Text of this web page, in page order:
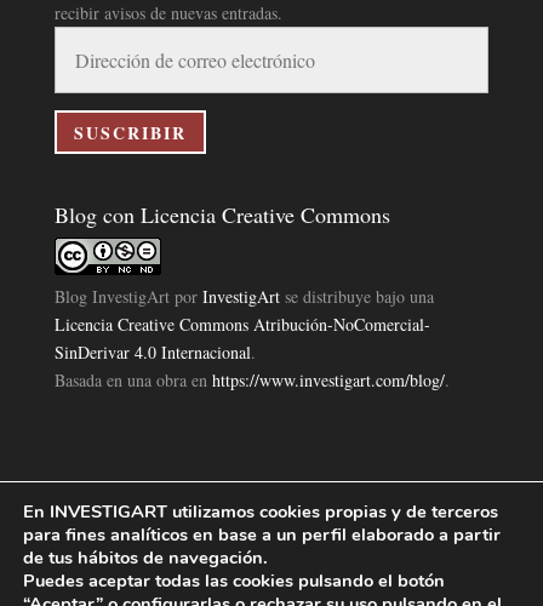
recibir avisos de nuevas entradas.
correo
electrónico
SUSCRIBIR
Blog con Licencia Creative Commons
Blog InvestigArtpor InvestigArtse distribuye bajo una
Licencia Creative Commons Atribución-NoComercial-
SinDerivar 4.0 Internacional.
Basada en una obra en https://www.investigart.com/blog/.
Política de Privacidad|Aviso Legal|Política de Cookies|
Investigart Copyright © 2019. |
En INVESTIGART utilizamos cookies propias y de terceros
para fines analíticos en base a un perfil elaborado a partir
de tus hábitos de navegación.
Puedes aceptar todas las cookies pulsando el botón